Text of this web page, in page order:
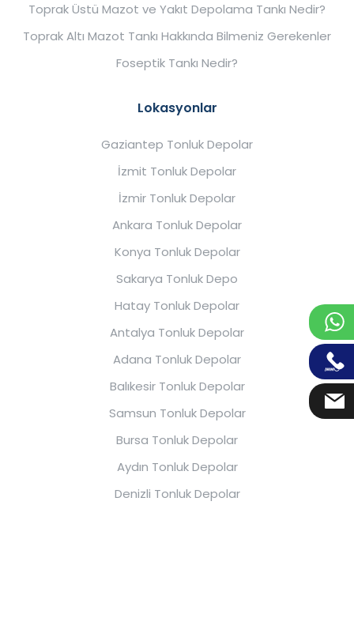
Toprak Üstü Mazot ve Yakıt Depolama Tankı Nedir?
Toprak Altı Mazot Tankı Hakkında Bilmeniz Gerekenler
Foseptik Tankı Nedir?
Lokasyonlar
Gaziantep Tonluk Depolar
İzmit Tonluk Depolar
İzmir Tonluk Depolar
Ankara Tonluk Depolar
Konya Tonluk Depolar
Sakarya Tonluk Depo
Hatay Tonluk Depolar
Antalya Tonluk Depolar
Adana Tonluk Depolar
Balıkesir Tonluk Depolar
Samsun Tonluk Depolar
Bursa Tonluk Depolar
Aydın Tonluk Depolar
Denizli Tonluk Depolar